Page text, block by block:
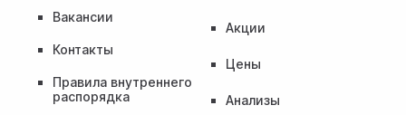
Вакансии
Контакты
Правила внутреннего
распорядка
Акции
Цены
Анализы